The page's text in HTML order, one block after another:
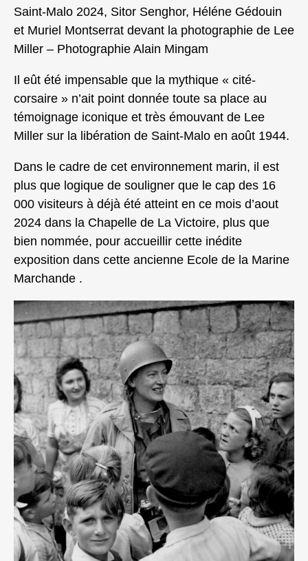
Saint-Malo 2024, Sitor Senghor, Héléne Gédouin
et Muriel Montserrat devant la photographie de Lee
Miller – Photographie Alain Mingam
Il eût été impensable que la mythique « cité-
corsaire » n’ait point donnée toute sa place au
témoignage iconique et très émouvant de Lee
Miller sur la libération de Saint-Malo en août 1944.
Dans le cadre de cet environnement marin, il est
plus que logique de souligner que le cap des 16
000 visiteurs à déjà été atteint en ce mois d’aout
2024 dans la Chapelle de La Victoire, plus que
bien nommée, pour accueillir cette inédite
exposition dans cette ancienne Ecole de la Marine
Marchande .